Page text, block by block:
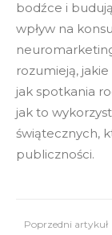
bodźce i
wpływ na
rozumieją,
jak spotkania
jak to
świątecznych,
publiczności.
Poprzedni artykuł